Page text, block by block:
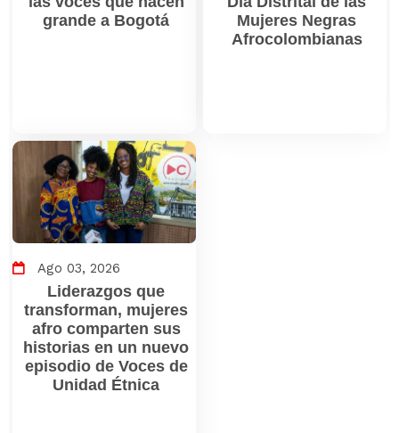
grande a Bogotá
Mujeres Negras
Afrocolombianas
Ago 03, 2026
Liderazgos que
transforman, mujeres
afro comparten sus
historias en un nuevo
episodio de Voces de
Unidad Étnica